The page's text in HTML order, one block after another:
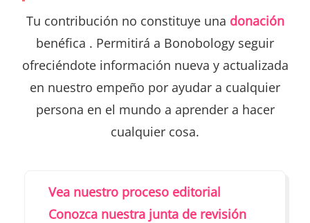
Tu contribución no constituye una donación
benéfica . Permitirá a Bonobology seguir
ofreciéndote información nueva y actualizada
en nuestro empeño por ayudar a cualquier
persona en el mundo a aprender a hacer
cualquier cosa.
Vea nuestro proceso editorial
Conozca nuestra junta de revisión